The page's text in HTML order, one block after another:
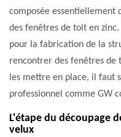
composée essentiellement
des fenêtres de toit en
pour la fabrication de la
rencontrer des fenêtres de
les mettre en place, il faut
professionnel comme GW
L'étape du découpage
velux